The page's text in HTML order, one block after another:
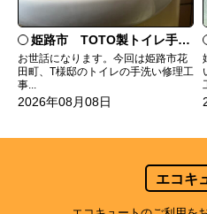
姫路市 TOTO製トイレ手洗いの水漏れ修理
お世話になります。今回は姫路市花
田町、T様邸のトイレの手洗い修理工
事...
2026年08月08日
エコキ